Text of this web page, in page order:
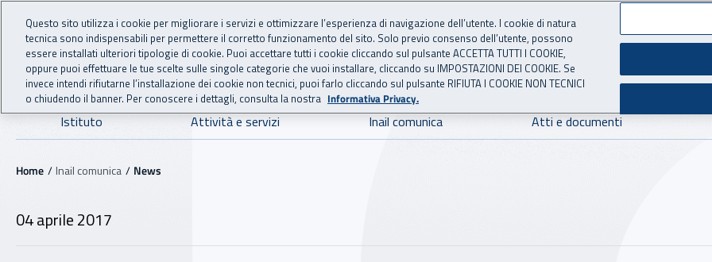
Vai al menu principale
Vai al contenuto principale
INAIL - Istituto Nazionale per l'Assicurazione
Navigazione principale
Istituto Attività e servizi Inail comunica Atti e documenti
Navigazione - Ti trovi in:
Home Inail comunica News
04 aprile 2017
Questo sito utilizza i cookie per migliorare i servizi e ottimizzare l’esperienza di navigazione dell’utente. I cookie di natura
tecnica sono indispensabili per permettere il corretto funzionamento del sito. Solo previo consenso dell’utente, possono
essere installati ulteriori tipologie di cookie. Puoi accettare tutti i cookie cliccando sul pulsante ACCETTA TUTTI I COOKIE,
oppure puoi effettuare le tue scelte sulle singole categorie che vuoi installare, cliccando su IMPOSTAZIONI DEI COOKIE. Se
invece intendi rifiutarne l’installazione dei cookie non tecnici, puoi farlo cliccando sul pulsante RIFIUTA I COOKIE NON TECNICI
o chiudendo il banner. Per conoscere i dettagli, consulta la nostra Informativa Privacy.